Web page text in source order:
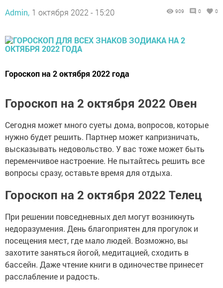
Admin, 1 октября 2022 - 15:20 909 0 0
Гороскоп на 2 октября 2022 года
Гороскоп на 2 октября 2022 Овен
Сегодня может много суеты дома, вопросов, которые
нужно будет решить. Партнер может капризничать,
высказывать недовольство. У вас тоже может быть
переменчивое настроение. Не пытайтесь решить все
вопросы сразу, оставьте время для отдыха.
Гороскоп на 2 октября 2022 Телец
При решении повседневных дел могут возникнуть
недоразумения. День благоприятен для прогулок и
посещения мест, где мало людей. Возможно, вы
захотите заняться йогой, медитацией, сходить в
бассейн. Даже чтение книги в одиночестве принесет
расслабление и радость.